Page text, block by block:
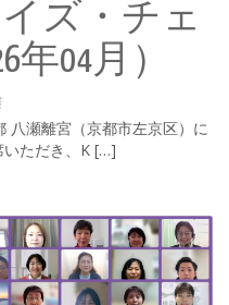
イズ・チェ
年04月）
八瀬離宮（京都市左京区）に
いただき、K […]